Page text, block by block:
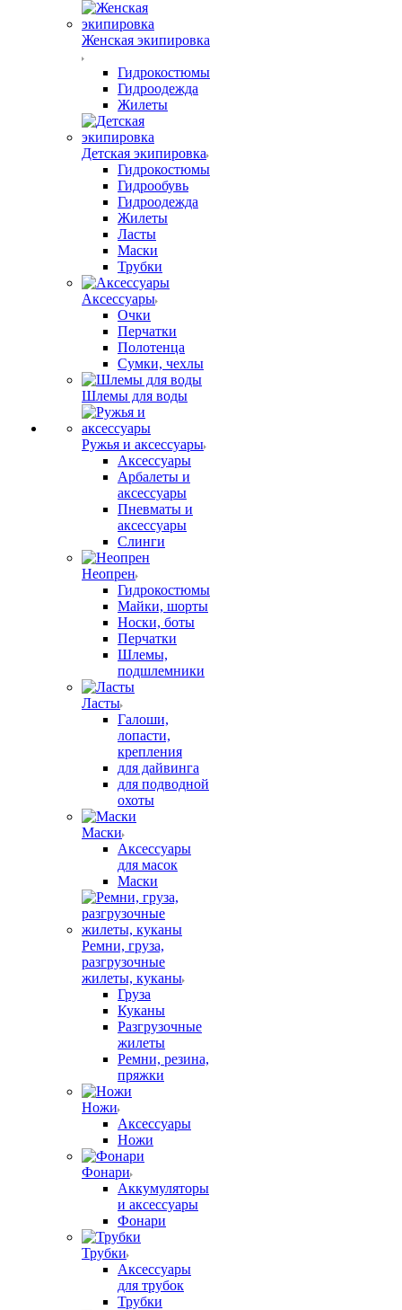
Женская экипировка
Гидрокостюмы
Гидроодежда
Жилеты
Детская экипировка
Гидрокостюмы
Гидрообувь
Гидроодежда
Жилеты
Ласты
Маски
Трубки
Аксессуары
Очки
Перчатки
Полотенца
Сумки, чехлы
Шлемы для воды
Ружья и аксессуары
Аксессуары
Арбалеты и
аксессуары
Пневматы и
аксессуары
Слинги
Неопрен
Гидрокостюмы
Майки, шорты
Носки, боты
Перчатки
Шлемы,
подшлемники
Ласты
Галоши,
лопасти,
крепления
для дайвинга
для подводной
охоты
Маски
Аксессуары
для масок
Маски
Ремни, груза,
разгрузочные
жилеты, куканы
Груза
Куканы
Разгрузочные
жилеты
Ремни, резина,
пряжки
Ножи
Аксессуары
Ножи
Фонари
Аккумуляторы
и аксессуары
Фонари
Трубки
Аксессуары
для трубок
Трубки